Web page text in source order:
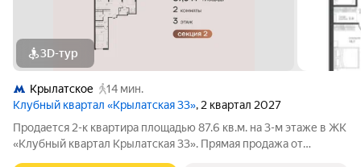
3D-тур
Крылатское
14 мин.
Клубный квартал «Крылатская 33», 2 квартал 2027
Продается 2-к квартира площадью 87.6 кв.м. на 3-м этаже в ЖК
«Клубный квартал Крылатская 33». Прямая продажа от